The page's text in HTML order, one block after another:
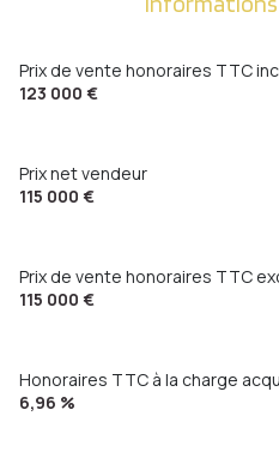
Prix de vente honoraires TTC
123 000 €
Prix net vendeur
115 000 €
Prix de vente honoraires TTC
115 000 €
Honoraires TTC à la charge
6,96 %